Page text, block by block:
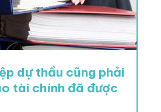
dự thầu cũng phải
tài chính đã được